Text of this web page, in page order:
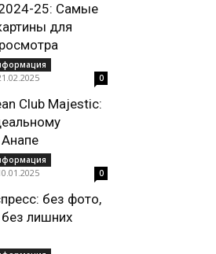
25: Самые
для
0
Club Majestic:
0
без фото,
без лишних